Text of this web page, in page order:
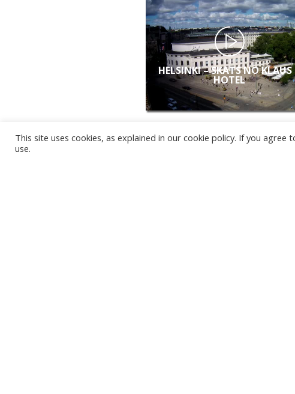
HELSINKI – SKATS NO KLAUS
HOTEL
This site uses cookies, as explained in our cookie policy. If you
use.